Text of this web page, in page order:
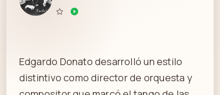
Edgardo Donato desarrolló un estilo
distintivo como director de orquesta y